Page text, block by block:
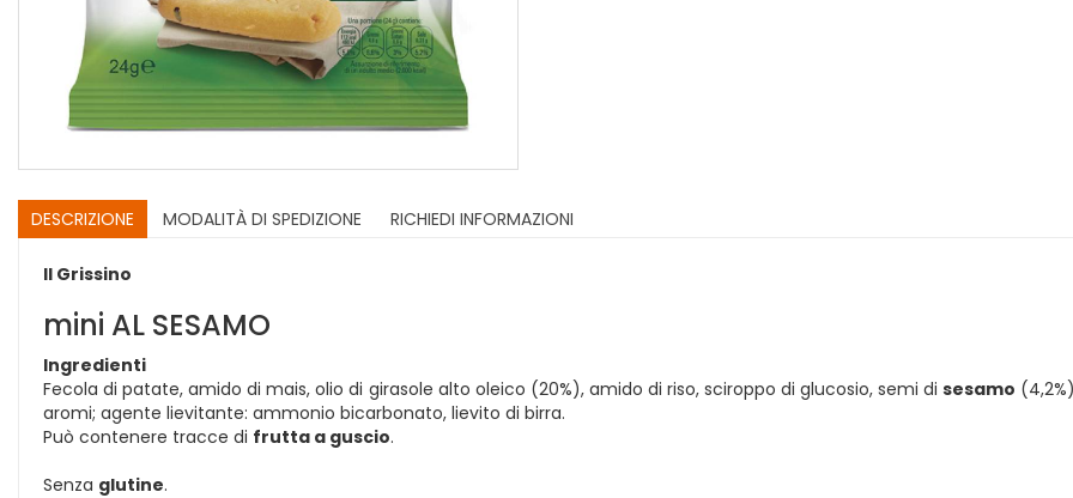
DESCRIZIONE MODALITÀ DI SPEDIZIONE RICHIEDI INFORMAZIONI
Il Grissino
mini AL SESAMO
Ingredienti
Fecola di patate, amido di mais, olio di girasole alto oleico (20%), amido di riso, sciroppo di glucosio, semi disesamo
aromi; agente lievitante: ammonio bicarbonato, lievito di birra.
Può contenere tracce di frutta a guscio.
Senza glutine.